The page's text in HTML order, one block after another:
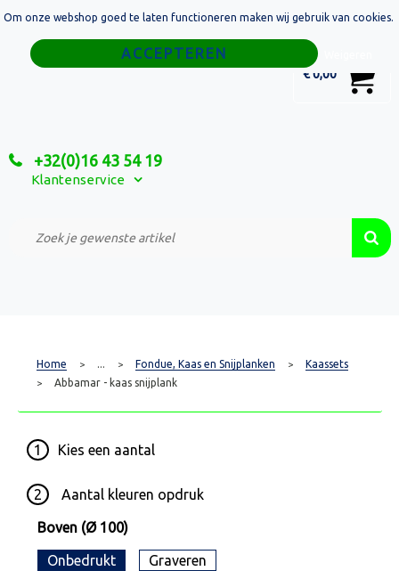
€ 0,00
+32(0)16 43 54 19
Klantenservice
Home
Relatiegeschenken
Custom Made Projecten
Home > ... > Fondue, Kaas en Snijplanken > Kaassets
> Abbamar - kaas snijplank
1 Kies een aantal
2 Aantal kleuren opdruk
Boven (Ø 100)
Onbedrukt Graveren
Om onze webshop goed te laten functioneren maken wij gebruik van cookies.